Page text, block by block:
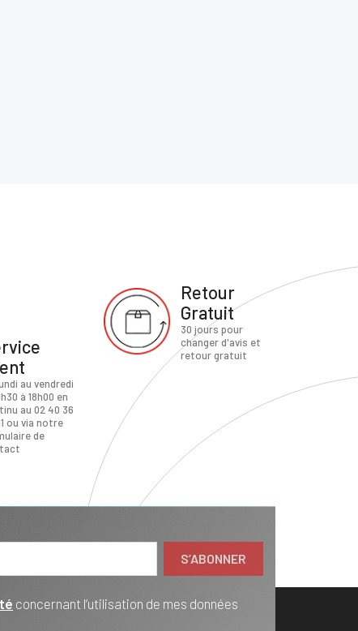
au vendredi
à 18h00 en
au 02 40 36
ou via notre
de
Retour
Gratuit
30 jours pour
changer d'avis et
retour gratuit
concernant l’utilisation de mes données